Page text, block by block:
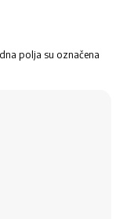
polja su označena